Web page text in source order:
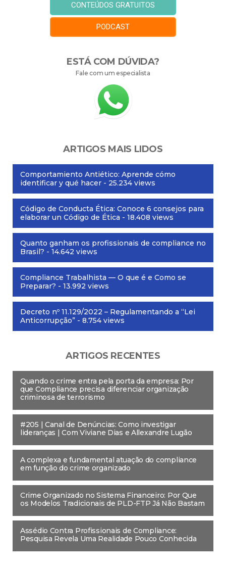
CONTEÚDOS GRATUITOS
PODCAST
ESTÁ COM DÚVIDA?
Fale com um especialista
ARTIGOS MAIS LIDOS
Comportamiento Antiético: Aprende cómo
identificar y qué hacer - 25.234 views
Código de Conducta Ética: Conoce 6 consejos para
elaborar un Código de Ética - 18.408 views
Quanto ganham os profissionais de compliance no
Brasil? - 14.642 views
Compliance Trabalhista — O que é e Como se
Preparar? - 13.992 views
Decreto nº 11.129/2022 – Regulamentando a “Lei
Anticorrupção” - 8.754 views
ARTIGOS RECENTES
Quando o crime entra pela porta da empresa: Por
que Compliance precisa diferenciar organização
criminosa de terrorismo
#205 | Canal de Denúncias: Como investigar
lideranças | Com Viviane Dias e Allexandre Lugão
A complexa e fundamental atuação do compliance
em função do crime organizado
Crime Organizado no Sistema Financeiro: Por Que
os Modelos Tradicionais de PLD-FTP Já Não Bastam
Assédio Contra Profissionais de Compliance:
Pesquisa Revela Uma Realidade Pouco Conhecida